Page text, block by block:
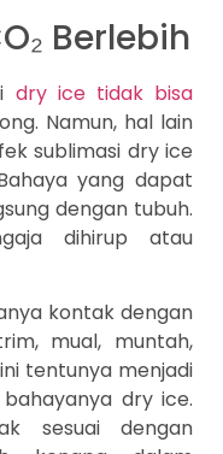
Berlebih
dry ice tidak bisa
Namun, hal lain
sublimasi dry ice
yang dapat
dengan tubuh.
dihirup atau
kontak dengan
mual, muntah,
tentunya menjadi
dry ice.
sesuai dengan